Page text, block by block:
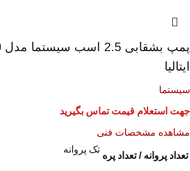
ایتالیا
سیستما
جهت استعلام قیمت تماس بگیرید
مشاهده مشخصات فنی
تعداد پروانه / تعداد پره
تک پروانه